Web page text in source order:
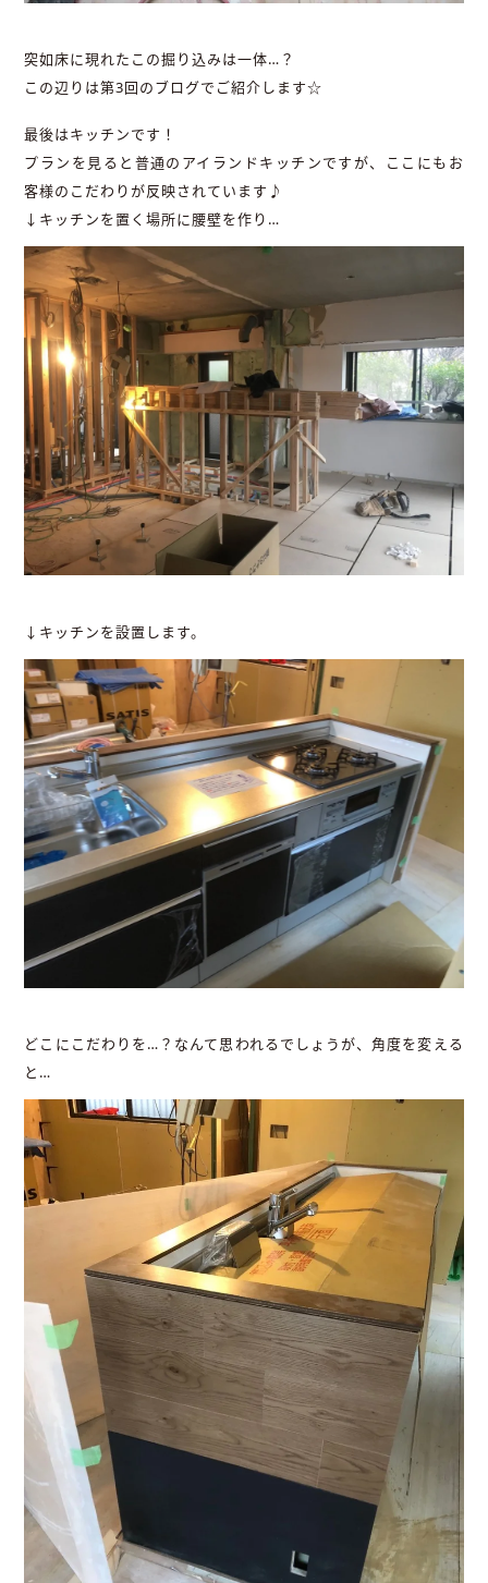
突如床に現れたこの掘り込みは一体…？
この辺りは第3回のブログでご紹介します☆
最後はキッチンです！
プランを見ると普通のアイランドキッチンですが、ここにもお
客様のこだわりが反映されています♪
↓キッチンを置く場所に腰壁を作り…
↓キッチンを設置します。
どこにこだわりを…？なんて思われるでしょうが、角度を変える
と…